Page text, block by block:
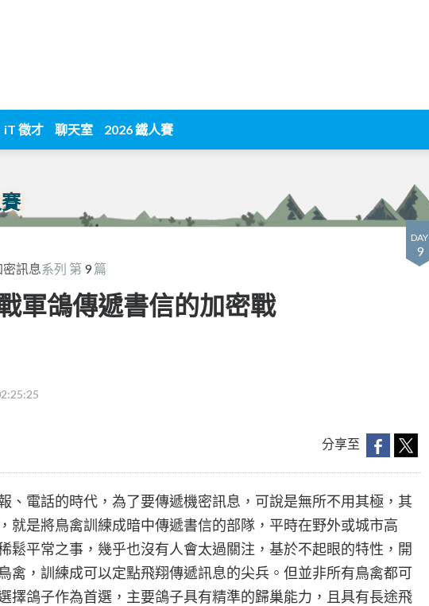
iT 徵才 聊天室 2026 鐵人賽
DAY
9
訊息系列 第 9篇
軍鴿傳遞書信的加密戰
分享至
、電話的時代，為了要傳遞機密訊息，可說是無所不用其極，其
就是將鳥禽訓練成暗中傳遞書信的部隊，平時在野外或城市高
鬆平常之事，幾乎也沒有人會太過關注，基於不起眼的特性，開
禽，訓練成可以定點飛翔傳遞訊息的尖兵。但並非所有鳥禽都可
擇鴿子作為首選，主要鴿子具有精準的歸巢能力，且具有長途飛